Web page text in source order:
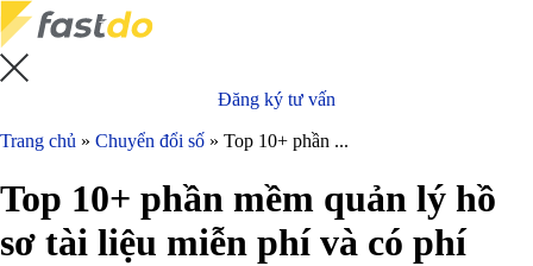
Đăng ký tư vấn
Trang chủ » Chuyển đổi số » Top 10+ phần ...
Top 10+ phần mềm quản lý hồ
sơ tài liệu miễn phí và có phí